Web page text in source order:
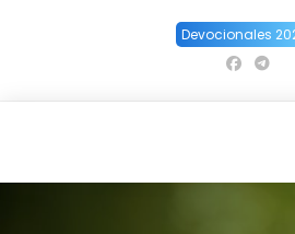
Devocionales